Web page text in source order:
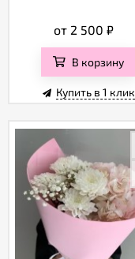
от 2 500₽
В корзину
Купить в 1 клик